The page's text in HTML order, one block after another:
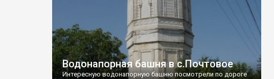
Водонапорная башня в с.Почтовое
Интересную водонапорную башню посмотрели по дороге